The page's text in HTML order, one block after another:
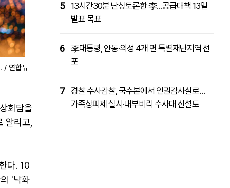
/ 연합뉴
회담을
알리고,
다. 10
'낙화
5 13시간30분 난상토론한 李…공급대책 13일
발표 목표
6 李대통령, 안동·의성 4개 면 특별재난지역 선
포
7 경찰 수사감찰, 국수본에서 인권감사실로…
가족상피제 실시·내부비리 수사대 신설도